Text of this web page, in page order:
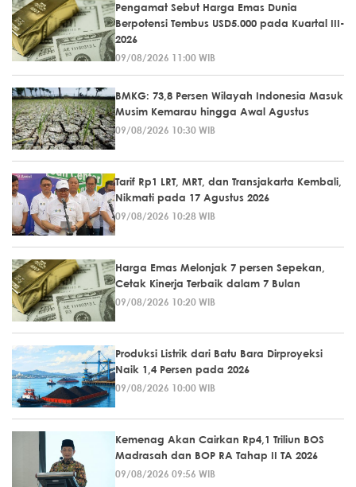
Pengamat Sebut Harga Emas Dunia
Berpotensi Tembus USD5.000 pada Kuartal III-
2026
09/08/2026 11:00 WIB
BMKG: 73,8 Persen Wilayah Indonesia Masuk
Musim Kemarau hingga Awal Agustus
09/08/2026 10:30 WIB
Tarif Rp1 LRT, MRT, dan Transjakarta Kembali,
Nikmati pada 17 Agustus 2026
09/08/2026 10:28 WIB
Harga Emas Melonjak 7 persen Sepekan,
Cetak Kinerja Terbaik dalam 7 Bulan
09/08/2026 10:20 WIB
Produksi Listrik dari Batu Bara Dirproyeksi
Naik 1,4 Persen pada 2026
09/08/2026 10:00 WIB
Kemenag Akan Cairkan Rp4,1 Triliun BOS
Madrasah dan BOP RA Tahap II TA 2026
09/08/2026 09:56 WIB